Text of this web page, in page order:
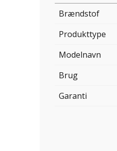
Brændstof
Produkttype
Modelnavn
Brug
Garanti